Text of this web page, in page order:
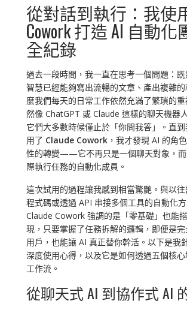
從對話到執行：我使
Cowork 打造 AI 自動化
全紀錄
過去一段時間，我一直在思考一個問題：
智慧已經能夠寫出流暢的文章、產出複雜
麼我們每天的日常工作依然充滿了繁瑣的
然像 ChatGPT 或 Claude 這樣的聊天機器
它們大多數時候僅止於「你問我答」。直
用了 Claude Cowork，我才發現 AI 的角
性的轉變——它不再只是一個聊天對象，
際執行任務的自動化成員。
這次試用的過程讓我感到相當驚艷。與以
程式碼或透過 API 串接多個工具的自動化方
Claude Cowork 強調的是「零基礎」也能
現，只要掌握了任務拆解的邏輯，即便是
用戶，也能讓 AI 真正替你幹活。以下是我
深度使用心得，以及它是如何透過五個核
工作流。
從聊天式 AI 到協作式 AI